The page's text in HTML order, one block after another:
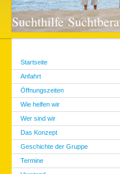
Suchthilfe
Startseite
Anfahrt
Öffnungszeiten
Wie helfen wir
Wer sind wir
Das Konzept
Geschichte der Gruppe
Termine